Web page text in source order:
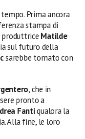
Prima ancora
stampa di
produttrice Matilde
sul futuro della
sarebbe tornato con
, che in
pronto a
Fantiqualora la
Alla fine, le loro